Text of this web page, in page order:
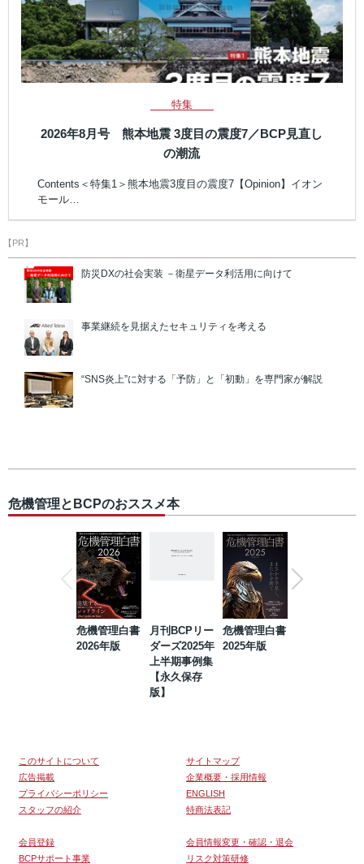
特集
2026年8月号 熊本地震 3度目の震度7／BCP見直し
の潮流
Contents＜特集1＞熊本地震3度目の震度7【Opinion】イオン
モール…
【PR】
防災DXの社会実装 －衛星データ利活用に向けて
事業継続を見据えたセキュリティを考える
“SNS炎上”に対する「予防」と「初動」を専門家が解説
危機管理とBCPのおススメ本
危機管理白書
2026年版
月刊BCPリー
ダーズ2025年
上半期事例集
【永久保存
版】
危機管理白書
2025年版
このサイトについて
サイトマップ
広告掲載
企業概要・採用情報
プライバシーポリシー
ENGLISH
スタッフの紹介
特商法表記
会員登録
会員情報変更・確認・退会
BCPサポート事業
リスク対策研修